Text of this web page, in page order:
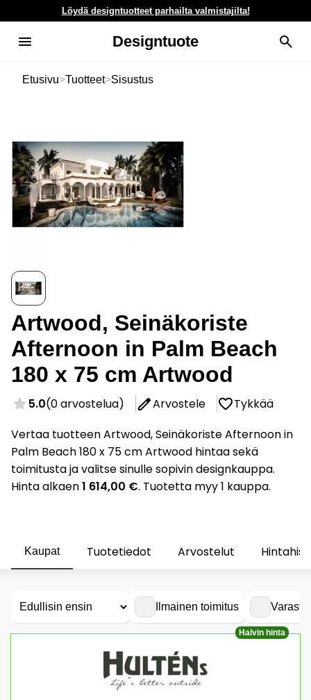
Löydä designtuotteet parhailta valmistajilta!
Designtuote
Etusivu>Tuotteet>Sisustus
Artwood, Seinäkoriste
Afternoon in Palm Beach
180 x 75 cm Artwood
5.0(0 arvostelua) Arvostele
Tykkää
Vertaa tuotteen Artwood, Seinäkoriste Afternoon in
Palm Beach 180 x 75 cm Artwood hintaa sekä
toimitusta ja valitse sinulle sopivin designkauppa.
Hinta alkaen1 614,00 €. Tuotetta myy 1 kauppa.
Kaupat Tuotetiedot Arvostelut
Ilmainen toimitus
Halvin hinta